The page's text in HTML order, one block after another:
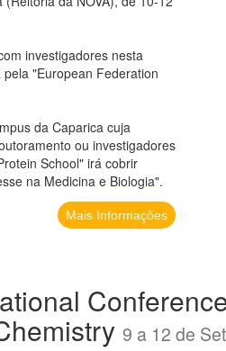
investigadores nesta
"European Federation
da Caparica cuja
ou investigadores
School" irá cobrir
na Medicina e Biologia".
Mais Informações
9 a 12 de